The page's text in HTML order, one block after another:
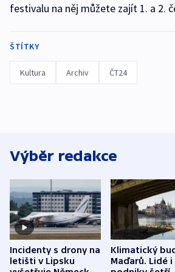
festivalu na něj můžete zajít 1. a 2.
ŠTÍTKY
Kultura Archiv ČT24
Výběr redakce
Incidenty s drony na
letišti v Lipsku
Klimatický
Maďarů. Lidé i